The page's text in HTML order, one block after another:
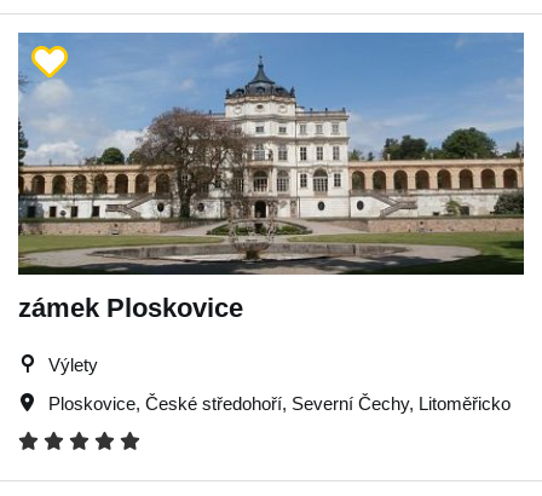
zámek Ploskovice
Výlety
Ploskovice, České středohoří, Severní Čechy, Litoměřicko